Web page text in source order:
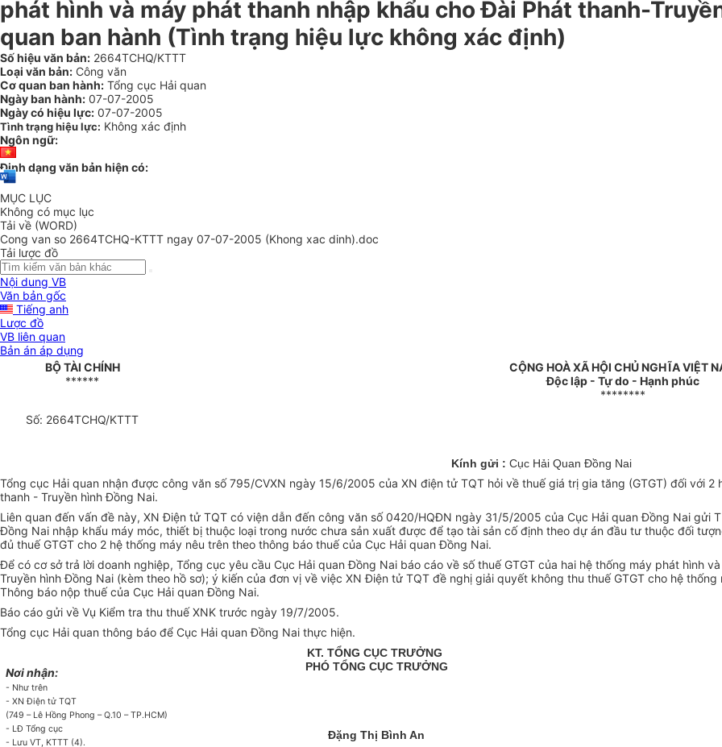
phát hình và máy phát thanh nhập khẩu cho Đài Phát thanh-
quan ban hành (Tình trạng hiệu lực không xác định)
Số hiệu văn bản: 2664TCHQ/KTTT
Loại văn bản: Công văn
Cơ quan ban hành: Tổng cục Hải quan
Ngày ban hành: 07-07-2005
Ngày có hiệu lực: 07-07-2005
Tình trạng hiệu lực: Không xác định
Ngôn ngữ:
Định dạng văn bản hiện có:
MỤC LỤC
Không có mục lục
Tải về (WORD)
Cong van so 2664TCHQ-KTTT ngay 07-07-2005 (Khong xac dinh).doc
Tải lược đồ
Nội dung VB
Văn bản gốc
Tiếng anh
Lược đồ
VB liên quan
Bản án áp dụng
BỘ TÀI CHÍNH
******
CỘNG HOÀ XÃ HỘI CHỦ NGHĨA VIỆT
Độc lập - Tự do - Hạnh phúc
********
Số: 2664TCHQ/KTTT
Kính gửi : Cục Hải Quan Đồng Nai
Tổng cục Hải quan nhận được công văn số 795/CVXN ngày 15/6/2005 của XN điện tử TQT hỏi về thuế giá trị gia tăng (GTGT) đối với
thanh - Truyền hình Đồng Nai.
Liên quan đến vấn đề này, XN Điện tử TQT có viện dẫn đến công văn số 0420/HQĐN ngày 31/5/2005 của Cục Hải quan Đồng Nai gửi
Đồng Nai nhập khẩu máy móc, thiết bị thuộc loại trong nước chưa sản xuất được để tạo tài sản cố định theo dự án đầu tư thuộc đối
đủ thuế GTGT cho 2 hệ thống máy nêu trên theo thông báo thuế của Cục Hải quan Đồng Nai.
Để có cơ sở trả lời doanh nghiệp, Tổng cục yêu cầu Cục Hải quan Đồng Nai báo cáo về số thuế GTGT của hai hệ thống máy phát hình
Truyền hình Đồng Nai (kèm theo hồ sơ); ý kiến của đơn vị về việc XN Điện tử TQT đề nghị giải quyết không thu thuế GTGT cho hệ
Thông báo nộp thuế của Cục Hải quan Đồng Nai.
Báo cáo gửi về Vụ Kiểm tra thu thuế XNK trước ngày 19/7/2005.
Tổng cục Hải quan thông báo để Cục Hải quan Đồng Nai thực hiện.
Nơi nhận:
- Như trên
- XN Điện tử TQT
(749 – Lê Hồng Phong – Q.10 – TP.HCM)
- LĐ Tổng cục
- Lưu VT, KTTT (4).
KT. TỔNG CỤC TRƯỞNG
PHÓ TỔNG CỤC TRƯỞNG
Đặng Thị Bình An